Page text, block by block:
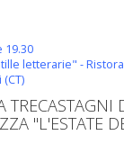
19.30
letterarie" -
"L'ESTATE